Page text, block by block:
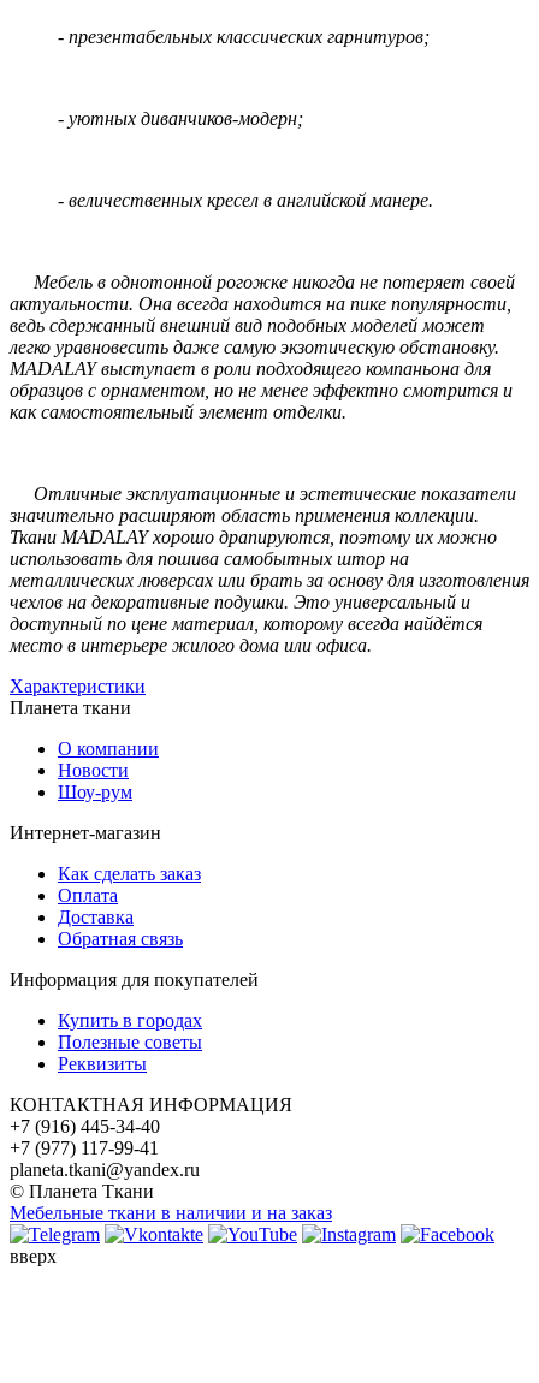
- презентабельных классических гарнитуров;
- уютных диванчиков-модерн;
- величественных кресел в английской манере.
Мебель в однотонной рогожке никогда не потеряет своей
актуальности. Она всегда находится на пике популярности,
ведь сдержанный внешний вид подобных моделей может
легко уравновесить даже самую экзотическую обстановку.
MADALAY выступает в роли подходящего компаньона для
образцов с орнаментом, но не менее эффектно смотрится и
как самостоятельный элемент отделки.
Отличные эксплуатационные и эстетические показатели
значительно расширяют область применения коллекции.
Ткани MADALAY хорошо драпируются, поэтому их можно
использовать для пошива самобытных штор на
металлических люверсах или брать за основу для изготовления
чехлов на декоративные подушки. Это универсальный и
доступный по цене материал, которому всегда найдётся
место в интерьере жилого дома или офиса.
Характеристики
Планета ткани
О компании
Новости
Шоу-рум
Интернет-магазин
Как сделать заказ
Оплата
Доставка
Обратная связь
Информация для покупателей
Купить в городах
Полезные советы
Реквизиты
КОНТАКТНАЯ ИНФОРМАЦИЯ
+7 (916) 445-34-40
+7 (977) 117-99-41
planeta.tkani@yandex.ru
© Планета Ткани
Мебельные ткани в наличии и на заказ
вверх